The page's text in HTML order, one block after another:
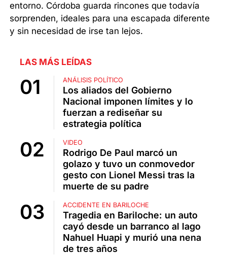
entorno. Córdoba guarda rincones que todavía
sorprenden, ideales para una escapada diferente
y sin necesidad de irse tan lejos.
LAS MÁS LEÍDAS
ANÁLISIS POLÍTICO
Los aliados del Gobierno
Nacional imponen límites y lo
fuerzan a rediseñar su
estrategia política
VIDEO
Rodrigo De Paul marcó un
golazo y tuvo un conmovedor
gesto con Lionel Messi tras la
muerte de su padre
ACCIDENTE EN BARILOCHE
Tragedia en Bariloche: un auto
cayó desde un barranco al lago
Nahuel Huapi y murió una nena
de tres años